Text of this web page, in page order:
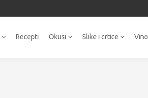
Recepti Okusi Slike i crtice Vino